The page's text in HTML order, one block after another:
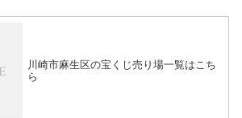
川崎市麻生区の宝くじ売り場一覧はこち
ら